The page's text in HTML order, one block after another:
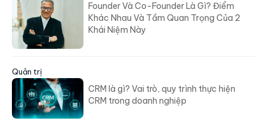
Founder Và Co-Founder Là Gì? Điểm
Khác Nhau Và Tầm Quan Trọng Của 2
Khái Niệm Này
Quản trị
CRM là gì? Vai trò, quy trình thực hiện
CRM trong doanh nghiệp